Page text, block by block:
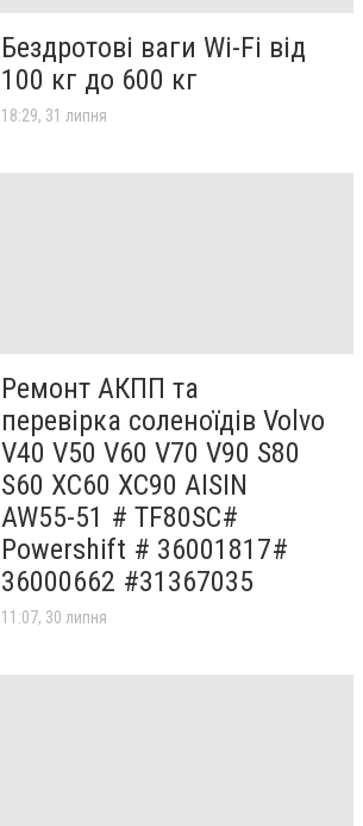
Бездротові ваги Wi-Fi від
100 кг до 600 кг
18:29, 31 липня
Ремонт АКПП та
перевірка соленоїдів Volvo
V40 V50 V60 V70 V90 S80
S60 XC60 XC90 AISIN
AW55-51 # TF80SC#
Powershift # 36001817#
36000662 #31367035
11:07, 30 липня